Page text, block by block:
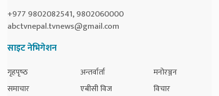
+977 9802082541, 9802060000
abctvnepal.tvnews@gmail.com
साइट नेभिगेशन
गृहपृष्‍ठ
समाचार
अन्तर्वार्ता
एबीसी विज
मनोरञ्जन
विचार